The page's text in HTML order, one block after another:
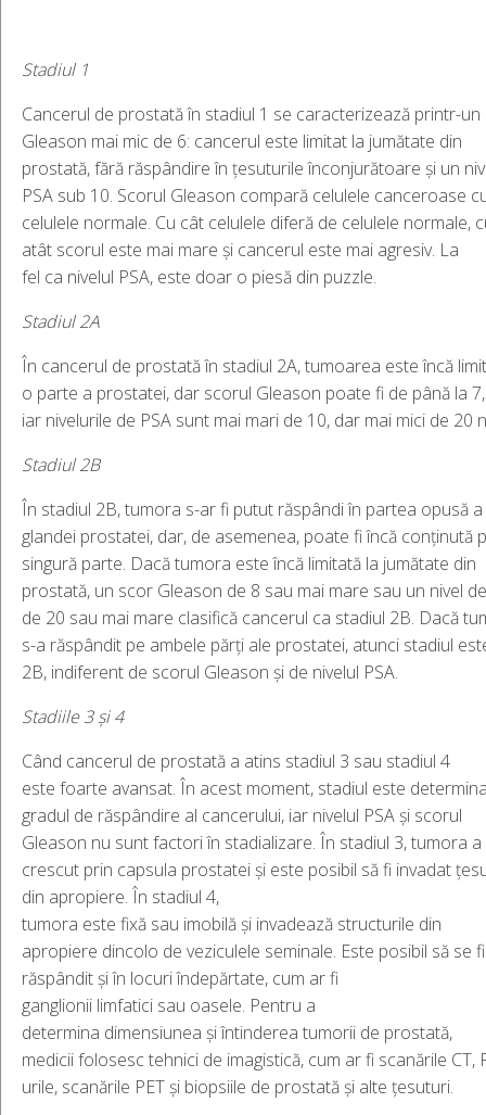
Stadiul1
Cancerul de prostată în stadiul 1 se caracterizează printr-
Gleason mai mic de 6: cancerul este limitat la jumătate din
prostată, fără răspândire în țesuturile înconjurătoare și un
PSA sub 10. Scorul Gleason compară celulele canceroase
celulele normale. Cu cât celulele diferă de celulele normale,
atât scorul este mai mare și cancerul este mai agresiv. La
fel ca nivelul PSA, este doar o piesă din puzzle.
Stadiul2A
În cancerul de prostată în stadiul 2A, tumoarea este încă
o parte a prostatei, dar scorul Gleason poate fi de până la 7,
iar nivelurile de PSA sunt mai mari de 10, dar mai mici de 20
Stadiul2B
În stadiul 2B, tumora s-ar fi putut răspândi în partea opusă a
glandei prostatei, dar, de asemenea, poate fi încă conținută
singură parte. Dacă tumora este încă limitată la jumătate din
prostată, un scor Gleason de 8 sau mai mare sau un nivel
de 20 sau mai mare clasifică cancerul ca stadiul 2B. Dacă
s-a răspândit pe ambele părți ale prostatei, atunci stadiul
2B, indiferent de scorul Gleason și de nivelul PSA.
Stadiile3și4
Când cancerul de prostată a atins stadiul 3 sau stadiul 4
este foarte avansat. În acest moment, stadiul este
gradul de răspândire al cancerului, iar nivelul PSA și scorul
Gleason nu sunt factori în stadializare. În stadiul 3, tumora a
crescut prin capsula prostatei și este posibil să fi invadat
din apropiere. În stadiul 4,
tumora este fixă sau imobilă și invadează structurile din
apropiere dincolo de veziculele seminale. Este posibil să se fi
răspândit și în locuri îndepărtate, cum ar fi
ganglionii limfatici sau oasele. Pentru a
determina dimensiunea și întinderea tumorii de prostată,
medicii folosesc tehnici de imagistică, cum ar fi scanările CT,
urile, scanările PET și biopsiile de prostată și alte țesuturi.